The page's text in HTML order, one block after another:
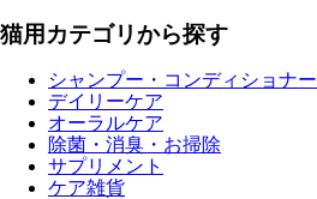
猫用カテゴリから探す
シャンプー・コンディショナー
デイリーケア
オーラルケア
除菌・消臭・お掃除
サプリメント
ケア雑貨